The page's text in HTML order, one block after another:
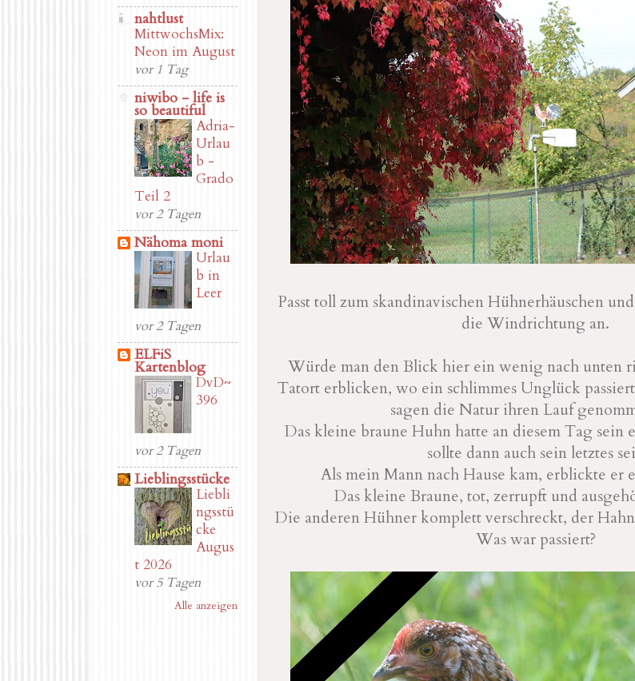
Passt toll zum skandinavischen Hühnerhäuschen
die Windrichtung an.
Würde man den Blick hier ein wenig nach unten
Tatort erblicken, wo ein schlimmes Unglück
sagen die Natur ihren Lauf
Das kleine braune Huhn hatte an diesem Tag sein
sollte dann auch sein letztes
Als mein Mann nach Hause kam, erblickte er
Das kleine Braune, tot, zerrupft und
Die anderen Hühner komplett verschreckt, der
Was war passiert?
nahtlust
MittwochsMix:
Neon im August
vor 1 Tag
niwibo - life is
so beautiful
Adria-
Urlau
b -
Grado
Teil 2
vor 2 Tagen
Nähoma moni
Urlau
b in
Leer
vor 2 Tagen
ELFiS
Kartenblog
DvD~
396
vor 2 Tagen
Lieblingsstücke
Liebli
ngsstü
cke
Augus
t 2026
vor 5 Tagen
Alle anzeigen